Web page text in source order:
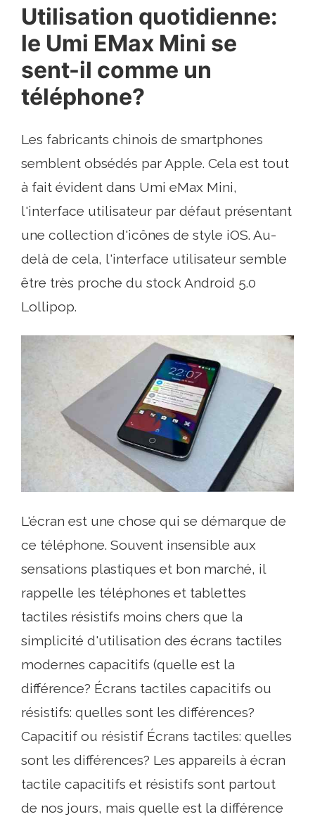
Utilisation quotidienne:
le Umi EMax Mini se
sent-il comme un
téléphone?
Les fabricants chinois de smartphones
semblent obsédés par Apple. Cela est tout
à fait évident dans Umi eMax Mini,
l'interface utilisateur par défaut présentant
une collection d'icônes de style iOS. Au-
delà de cela, l'interface utilisateur semble
être très proche du stock Android 5.0
Lollipop.
L'écran est une chose qui se démarque de
ce téléphone. Souvent insensible aux
sensations plastiques et bon marché, il
rappelle les téléphones et tablettes
tactiles résistifs moins chers que la
simplicité d'utilisation des écrans tactiles
modernes capacitifs (quelle est la
différence? Écrans tactiles capacitifs ou
résistifs: quelles sont les différences?
Capacitif ou résistif Écrans tactiles: quelles
sont les différences? Les appareils à écran
tactile capacitifs et résistifs sont partout
de nos jours, mais quelle est la différence